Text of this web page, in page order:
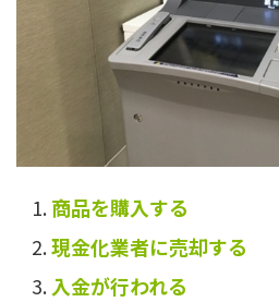
商品を購入する
現金化業者に売却する
入金が行われる